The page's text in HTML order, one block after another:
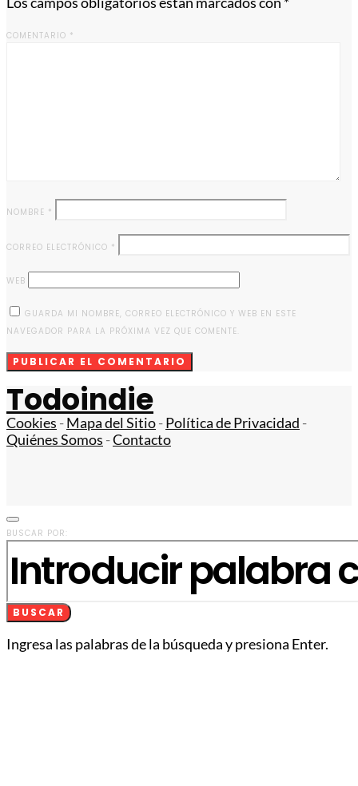
COMENTARIO *
NOMBRE *
CORREO ELECTRÓNICO *
WEB
GUARDA MI NOMBRE, CORREO ELECTRÓNICO Y WEB EN ESTE
NAVEGADOR PARA LA PRÓXIMA VEZ QUE COMENTE.
Todoindie
Cookies -Mapa del Sitio-Política de Privacidad -
Quiénes Somos -Contacto
BUSCAR POR:
BUSCAR
Ingresa las palabras de la búsqueda y presiona Enter.